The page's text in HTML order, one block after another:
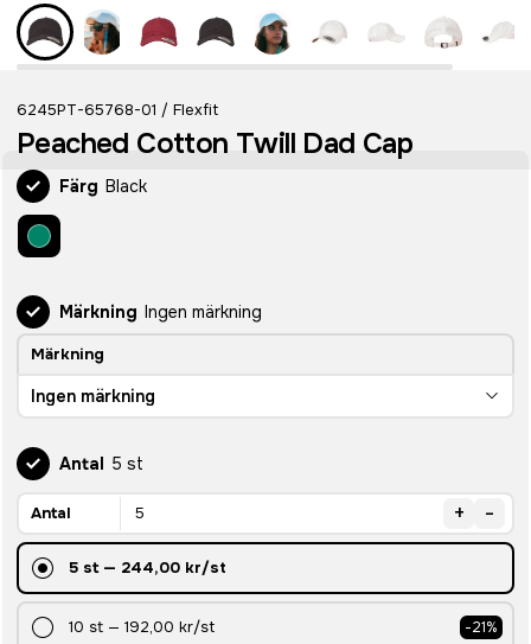
6245PT-65768-01 / Flexfit
Peached Cotton Twill Dad Cap
Färg Black
Märkning Ingen märkning
Märkning
Ingen märkning
Antal 5 st
Antal + -
5 st— 244,00 kr/st
10 st — 192,00 kr/st -21%